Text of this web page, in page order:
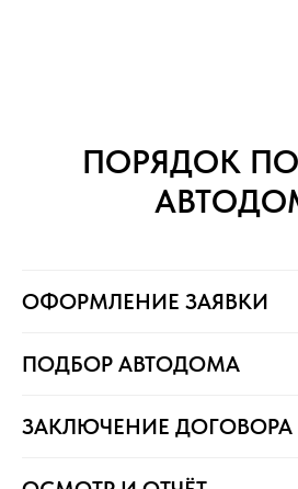
ПОРЯДОК
ОФОРМЛЕНИЕ ЗАЯВКИ
ПОДБОР АВТОДОМА
ЗАКЛЮЧЕНИЕ ДОГОВОРА